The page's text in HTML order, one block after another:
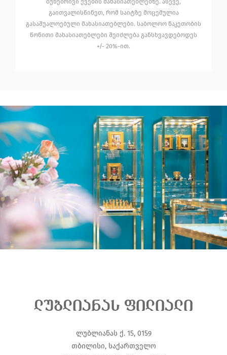
გაითვალისწინეთ, რომ საიტზე მოცემულია
გასაშუალოებული მახასიათებლები. საბოლოო ნაკეთობის
წონითი მახასიათებლები შეიძლება განსხვავდებოდეს
+/- 20%-ით.
ლუბლიანას ფილიალი
ლუბლიანას ქ. 15, 0159
თბილისი, საქართველო